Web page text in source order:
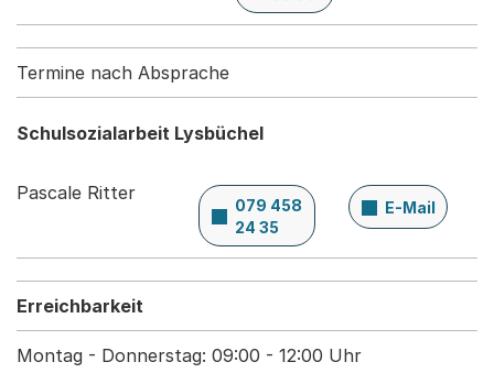
Termine nach Absprache
Schulsozialarbeit Lysbüchel
Pascale Ritter
079 458
24 35
E-Mail
Erreichbarkeit
Montag - Donnerstag: 09:00 - 12:00 Uhr